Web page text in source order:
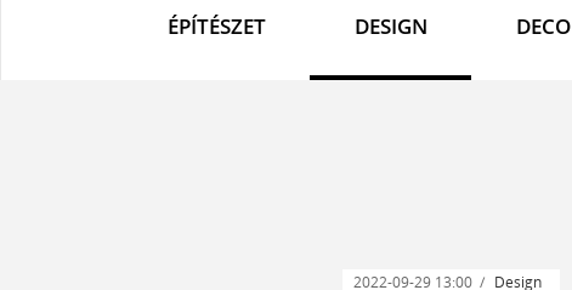
ÉPÍTÉSZET DESIGN DECO
2022-09-29 13:00 Design